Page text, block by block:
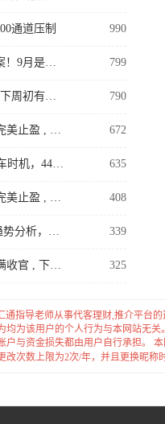
通道压制 990
7月非农没给美联储清晰答案！9月是否加息还得看通胀 799
云杰：黄金本周连多接空，下周初有回撤 790
李馨玥:8.8黄金4305公开多完美止盈 , 下周临近强压不追涨！ 672
8.8-下周重点关注多头的上车时机，4400岌岌可危。 635
李馨玥:8.8黄金4305公开多完美止盈 , 下周临近强压不追涨！ 408
许安丰：8.8黄金下周开盘趋势分析，持仓的朋友看过来 339
李馨玥:8.8黄金4305多单圆满收官 , 下周临近强压不追涨！ 325
通指导老师从事代客理财,推介平台
均为该用户的个人行为与本网站无
与资金损失都由用户自行承担。
改次数上限为2次/年，并且更换昵称